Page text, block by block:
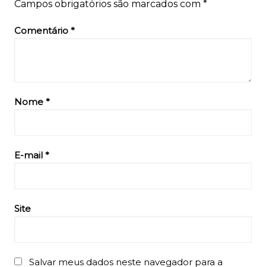
Campos obrigatórios são marcados com *
Comentário *
Nome *
E-mail *
Site
Salvar meus dados neste navegador para a